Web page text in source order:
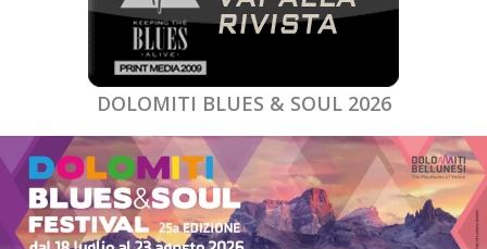
DOLOMITI BLUES & SOUL 2026